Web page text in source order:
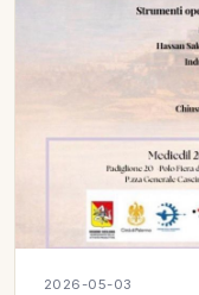
2026-05-03